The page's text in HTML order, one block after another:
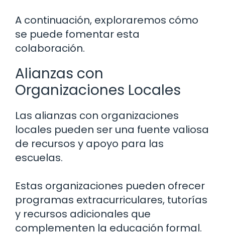
A continuación, exploraremos cómo
se puede fomentar esta
colaboración.
Alianzas con
Organizaciones Locales
Las alianzas con organizaciones
locales pueden ser una fuente valiosa
de recursos y apoyo para las
escuelas.
Estas organizaciones pueden ofrecer
programas extracurriculares, tutorías
y recursos adicionales que
complementen la educación formal.